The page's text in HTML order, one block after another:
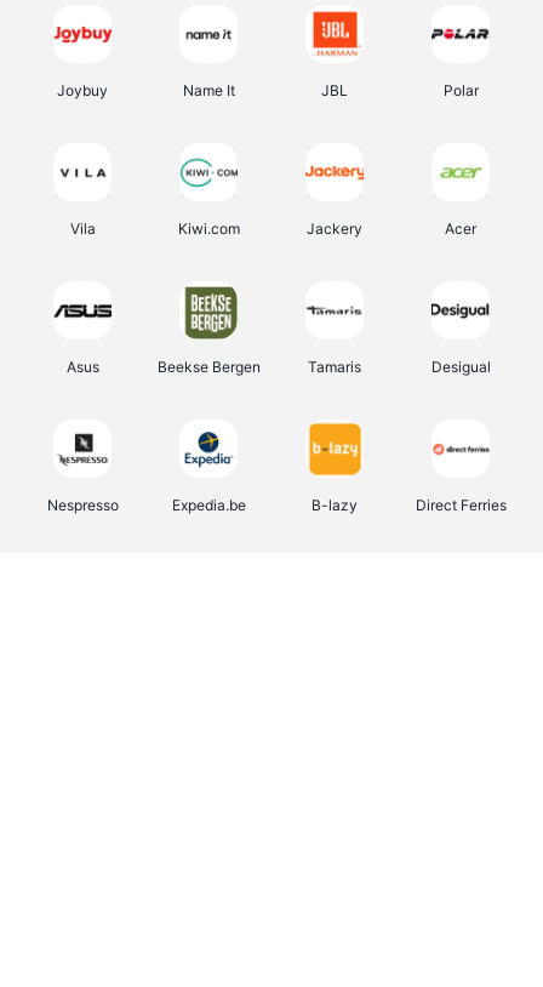
Joybuy Name It JBL Polar
Vila Kiwi.com Jackery Acer
Asus Beekse Bergen Tamaris Desigual
Nespresso Expedia.be B-lazy Direct Ferries